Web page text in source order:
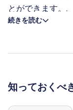
とができます。.
バイオパークと
スフォーム・セ
現に最適な環境
続きを読む
知っておくべ